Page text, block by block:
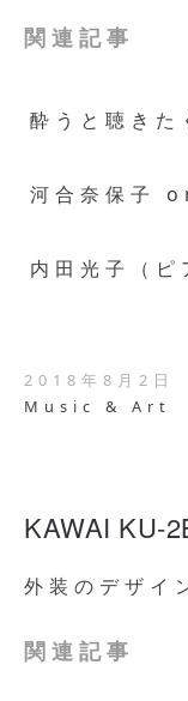
関連記事
酔うと聴きた
河合奈保子
内田光子（ピ
2018年8月2日
Music & Art
KAWAI KU-
外装のデザイ
関連記事